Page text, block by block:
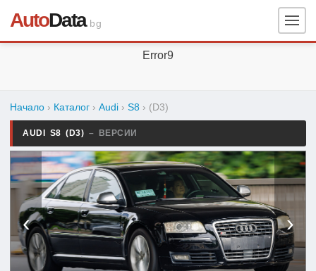
AutoData.bg
Error9
Начало › Каталог › Audi › S8 › (D3)
AUDI S8 (D3) – ВЕРСИИ
‹ ›